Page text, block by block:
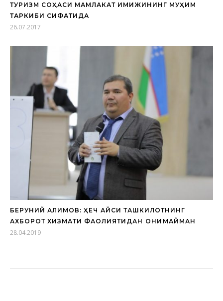
ТУРИЗМ СОҲАСИ МАМЛАКАТ ИМИЖИНИНГ МУҲИМ
ТАРКИБИ СИФАТИДА
26.07.2017
БЕРУНИЙ АЛИМОВ: ҲЕЧ ҚАЙСИ ТАШКИЛОТНИНГ
АХБОРОТ ХИЗМАТИ ФАОЛИЯТИДАН ҚОНИҚМАЙМАН
28.04.2019